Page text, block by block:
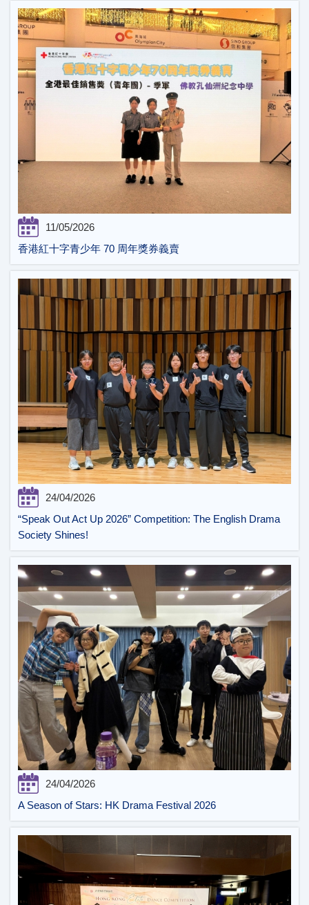
11/05/2026
香港紅十字青少年 70 周年獎券義賣
24/04/2026
“Speak Out Act Up 2026” Competition: The English Drama
Society Shines!
24/04/2026
A Season of Stars: HK Drama Festival 2026